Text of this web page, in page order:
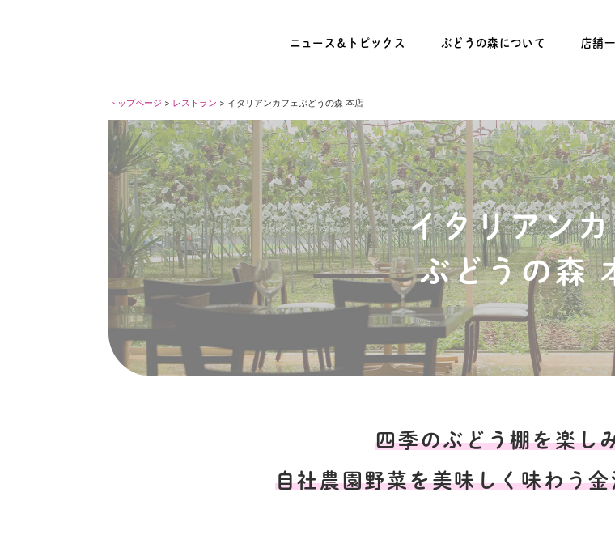
ニュース＆トピックス ぶどうの森について 店舗
トップページ > レストラン > イタリアンカフェぶどうの森 本店
イタリアン
ぶどうの森
四季のぶどう棚を楽し
自社農園野菜を美味しく味わう金